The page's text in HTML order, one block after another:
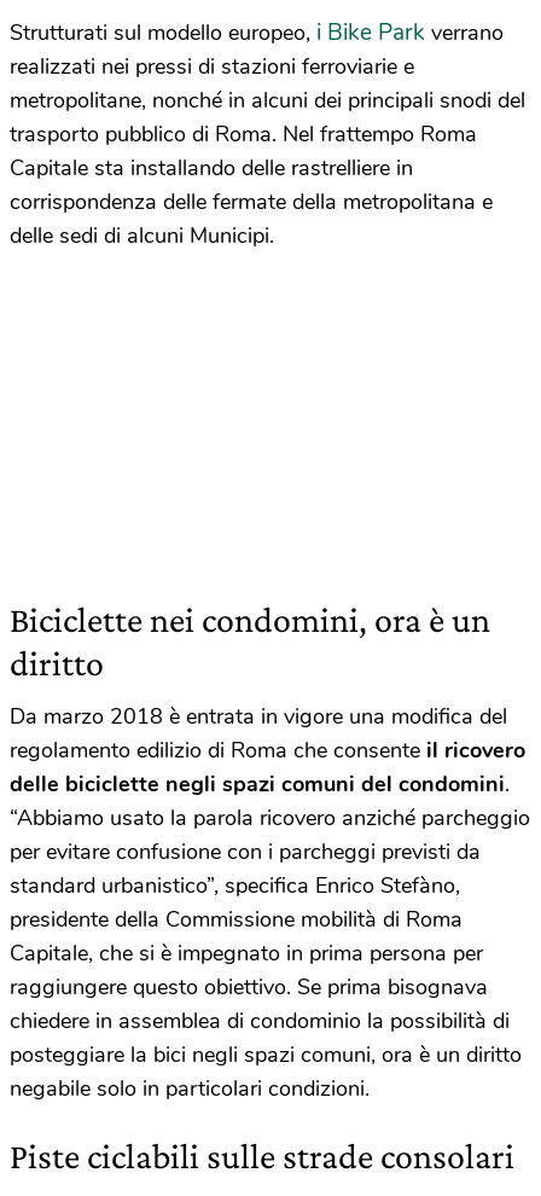
Strutturati sul modello europeo, i Bike Park verrano
realizzati nei pressi di stazioni ferroviarie e
metropolitane, nonché in alcuni dei principali snodi del
trasporto pubblico di Roma. Nel frattempo Roma
Capitale sta installando delle rastrelliere in
corrispondenza delle fermate della metropolitana e
delle sedi di alcuni Municipi.
Biciclette nei condomini, ora è un
diritto
Da marzo 2018 è entrata in vigore una modifica del
regolamento edilizio di Roma che consente il ricovero
delle biciclette negli spazi comuni del condomini.
“Abbiamo usato la parola ricovero anziché parcheggio
per evitare confusione con i parcheggi previsti da
standard urbanistico”, specifica Enrico Stefàno,
presidente della Commissione mobilità di Roma
Capitale, che si è impegnato in prima persona per
raggiungere questo obiettivo. Se prima bisognava
chiedere in assemblea di condominio la possibilità di
posteggiare la bici negli spazi comuni, ora è un diritto
negabile solo in particolari condizioni.
Piste ciclabili sulle strade consolari